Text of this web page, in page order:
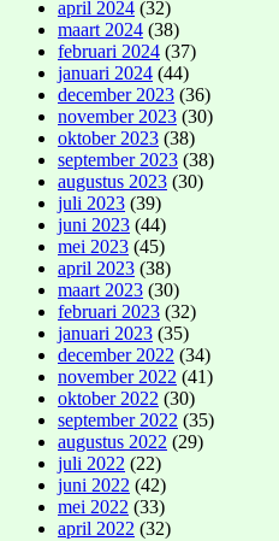
april 2024 (32)
maart 2024 (38)
februari 2024 (37)
januari 2024 (44)
december 2023 (36)
november 2023 (30)
oktober 2023 (38)
september 2023 (38)
augustus 2023 (30)
juli 2023 (39)
juni 2023 (44)
mei 2023 (45)
april 2023 (38)
maart 2023 (30)
februari 2023 (32)
januari 2023 (35)
december 2022 (34)
november 2022 (41)
oktober 2022 (30)
september 2022 (35)
augustus 2022 (29)
juli 2022 (22)
juni 2022 (42)
mei 2022 (33)
april 2022 (32)